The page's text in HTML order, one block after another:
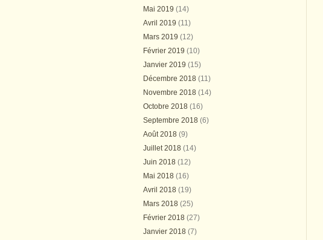
Mai 2019 (14)
Avril 2019 (11)
Mars 2019 (12)
Février 2019 (10)
Janvier 2019 (15)
Décembre 2018 (11)
Novembre 2018 (14)
Octobre 2018 (16)
Septembre 2018 (6)
Août 2018 (9)
Juillet 2018 (14)
Juin 2018 (12)
Mai 2018 (16)
Avril 2018 (19)
Mars 2018 (25)
Février 2018 (27)
Janvier 2018 (7)